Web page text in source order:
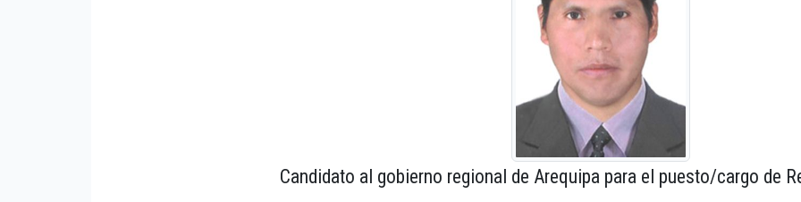
Candidato al gobierno regional de Arequipa para el puesto/cargo de